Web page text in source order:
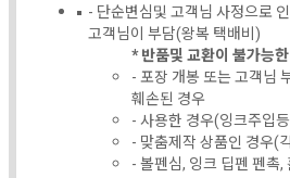
- 단순변심및 고객님 사정으로
고객님이 부담(왕복 택배비)
* 반품및 교환이 불가능
- 포장 개봉 또는 고객님
훼손된 경우
- 사용한 경우(잉크주입
- 맞춤제작 상품인 경우(
- 볼펜심, 잉크 딥펜 펜촉